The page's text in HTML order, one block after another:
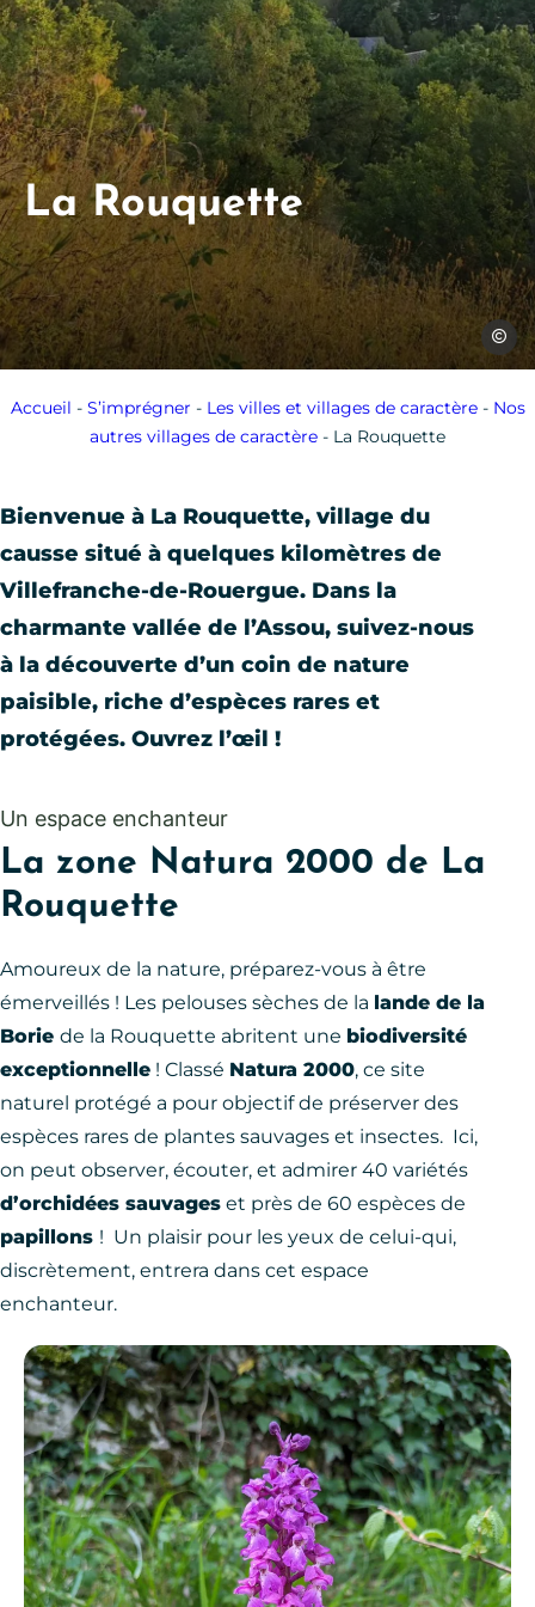
SPL
La Rouquette
Accueil - S’imprégner - Les villes et villages de caractère- Nos
autres villages de caractère - La Rouquette
Bienvenue à La Rouquette, village du
causse situé à quelques kilomètres de
Villefranche-de-Rouergue. Dans la
charmante vallée de l’Assou, suivez-nous
à la découverte d’un coin de nature
paisible, riche d’espèces rares et
protégées. Ouvrez l’œil !
Un espace enchanteur
La zone Natura 2000 de La
Rouquette
Amoureux de la nature, préparez-vous à être
émerveillés ! Les pelouses sèches de la lande de la
Borie de la Rouquette abritent une biodiversité
exceptionnelle ! Classé Natura 2000, ce site
naturel protégé a pour objectif de préserver des
espèces rares de plantes sauvages et insectes. Ici,
on peut observer, écouter, et admirer 40 variétés
d’orchidées sauvages et près de 60 espèces de
papillons ! Un plaisir pour les yeux de celui-qui,
discrètement, entrera dans cet espace
enchanteur.